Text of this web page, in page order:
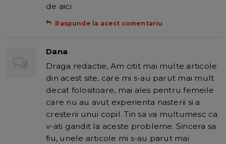
de aici
Raspunde la acest comentariu
Dana
Draga redactie, Am citit mai multe articole
din acest site, care mi s-au parut mai mult
decat folositoare, mai ales pentru femeile
care nu au avut experienta nasterii si a
cresterii unui copil. Tin sa va multumesc ca
v-ati gandit la aceste probleme. Sincera sa
fiu, unele articole mi s-au parut mai